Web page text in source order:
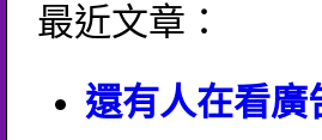
最近文章：
還有人在看廣